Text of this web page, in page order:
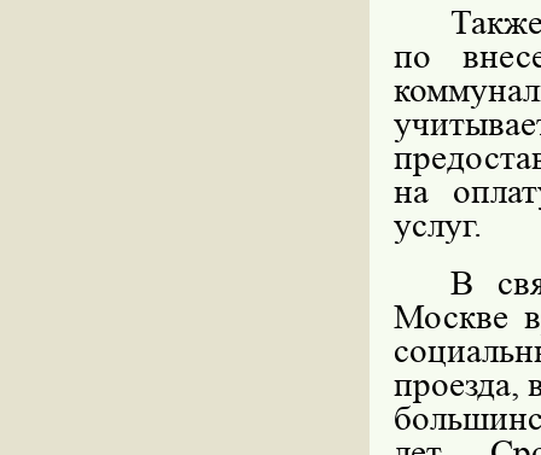
по
на
услуг.
В
Москве
проезда,